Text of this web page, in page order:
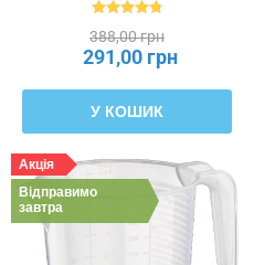
388,00 грн
291,00 грн
У КОШИК
Акція
Відправимо
завтра